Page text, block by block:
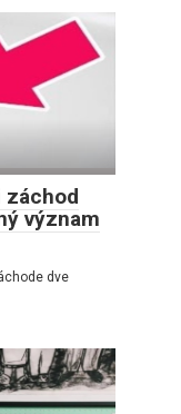
záchod
význam
dve